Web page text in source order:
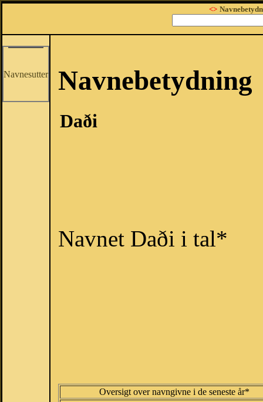
<>
Navnesutter Navnebetydning
Daði
Navnet Daði i tal*
Oversigt over navngivne i de seneste år*